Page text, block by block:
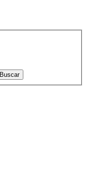
Buscar